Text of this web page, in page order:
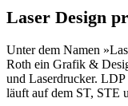
Laser Design
Unter dem Namen
Roth ein Grafik &
und Laserdrucker.
läuft auf dem ST, STE